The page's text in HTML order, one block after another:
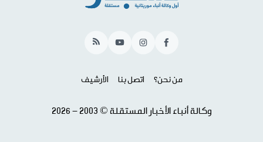
Facebook
Instagram
YouTube
RSS
من نحن؟ اتصل بنا الأرشيف
وكالة أنباء الأخبار المستقلة © 2003 - 2026